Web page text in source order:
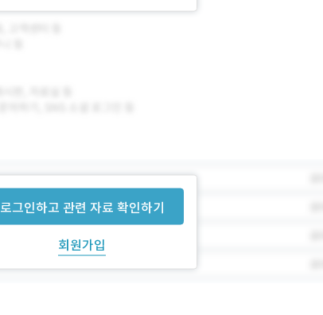
로그인하고 관련 자료 확인하기
회원가입